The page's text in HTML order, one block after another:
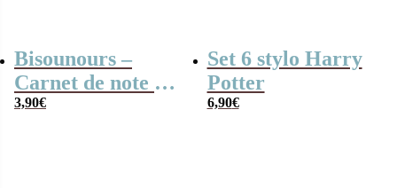
Bisounours –
Carnet de note A6
Bleu
3,90€
Set 6 stylo Harry
Potter
6,90€